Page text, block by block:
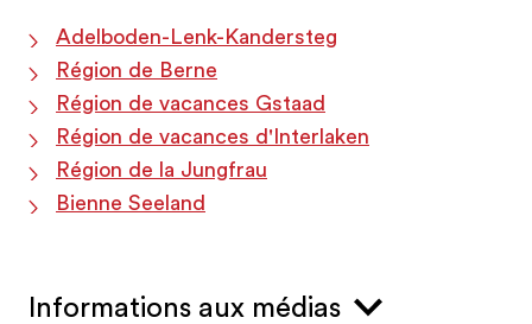
Adelboden-Lenk-Kandersteg
Région de Berne
Région de vacances Gstaad
Région de vacances d'Interlaken
Région de la Jungfrau
Bienne Seeland
Informations aux médias